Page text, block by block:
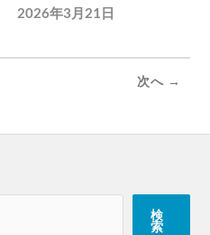
2026年3月21日
次へ →
検
索